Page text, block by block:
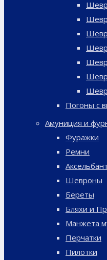
Погоны с
Амуниция и
Фуражки
Ремни
Шевроны
Береты
Бляхи и
Манжета
Перчатки
Пилотки